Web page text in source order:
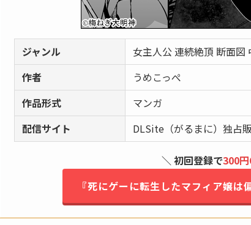
ジャンル
女主人公 連続絶頂 断面図
作者
うめこっぺ
作品形式
マンガ
配信サイト
DLSite（がるまに）独占
＼ 初回登録で300
『死にゲーに転生したマフィア嬢